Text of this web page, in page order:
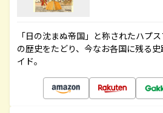
「日の沈まぬ帝国」と称されたハプ
の歴史をたどり、今なお各国に残る
イド。